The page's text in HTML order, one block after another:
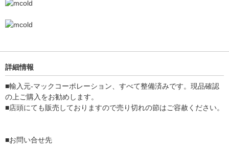
詳細情報
■輸入元-マックコーポレーション、すべて整備済みです。現品確認
の上ご購入をお勧めします。
■店頭にても販売しておりますので売り切れの節はご容赦ください。
■お問い合せ先